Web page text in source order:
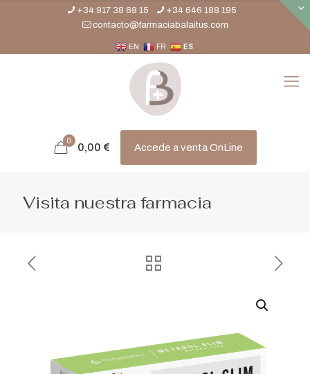
+34 917 38 68 15
+34 646 188 195
contacto@farmaciabalaitus.com
EN FR ES
0
0,00 € Accede a venta OnLine
Visita nuestra farmacia